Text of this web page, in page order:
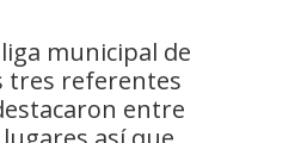
municipal de
tres referentes
entre